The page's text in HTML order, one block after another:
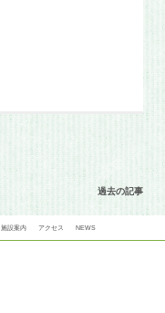
過去の記事
施設案内 アクセス NEWS